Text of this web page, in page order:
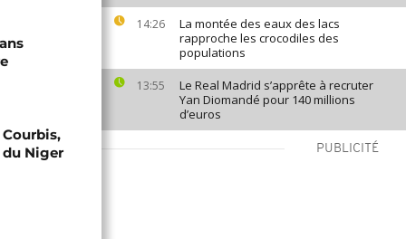
14:26
La montée des eaux des lacs
rapproche les crocodiles des
populations
13:55
Le Real Madrid s’apprête à recruter
Yan Diomandé pour 140 millions
d’euros
PUBLICITÉ
Niger